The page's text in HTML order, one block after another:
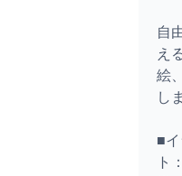
自
え
絵
し
■
ト